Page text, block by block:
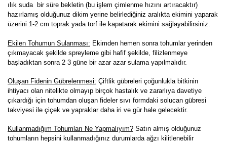
ılık suda bir süre bekletin (bu işlem çimlenme hızını artıracaktır)
hazırlamış olduğunuz dikim yerine belirlediğiniz aralıkta ekimini yaparak
üzerini 1-2 cm toprak yada torf ile kapatarak ekimini sağlayabilirsiniz.
Ekilen Tohumun Sulanması: Ekimden hemen sonra tohumlar yerinden
çıkmayacak şekilde spreyleme gibi hafif şekilde, filizlenmeye
başladıktan sonra 2 3 güne bir azar azar sulama yapılmalıdır.
Oluşan Fidenin Gübrelenmesi: Çiftlik gübreleri çoğunlukla bitkinin
ihtiyacı olan nitelikte olmayıp birçok hastalık ve zararlıya davetiye
çıkardığı için tohumdan oluşan fideler sıvı formdaki solucan gübresi
takviyesi ile çiçek ve yapraklar daha iri ve gür hale gelecektir.
Kullanmadığım Tohumları Ne Yapmalıyım? Satın almış olduğunuz
tohumların hepsini kullanmadığınız durumlarda ağzı kilitlenebilir